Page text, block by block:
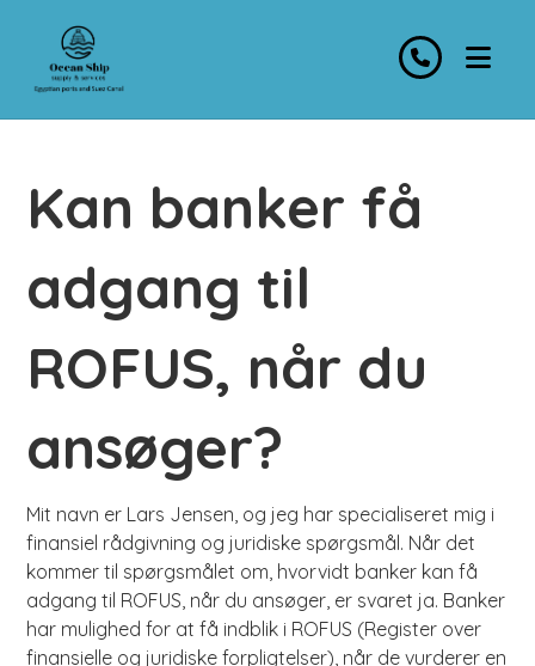
Kan banker få
adgang til
ROFUS, når du
ansøger?
Mit navn er Lars Jensen, og jeg har specialiseret mig i
finansiel rådgivning og juridiske spørgsmål. Når det
kommer til spørgsmålet om, hvorvidt banker kan få
adgang til ROFUS, når du ansøger, er svaret ja. Banker
har mulighed for at få indblik i ROFUS (Register over
finansielle og juridiske forpligtelser), når de vurderer en